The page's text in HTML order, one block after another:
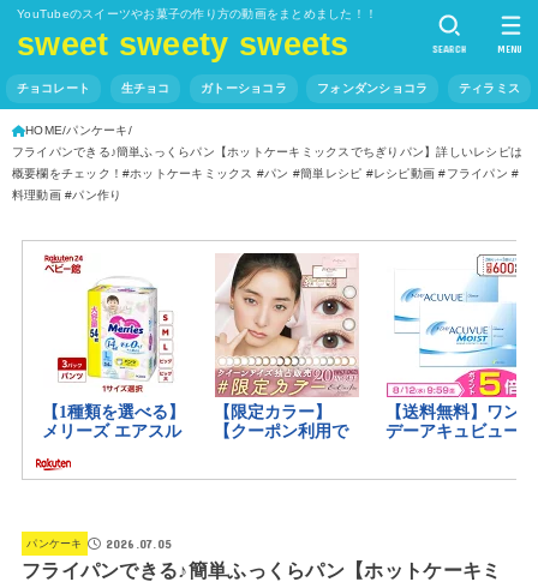
YouTubeのスイーツやお菓子の作り方の動画をまとめました！！
sweet sweety sweets
チョコレート 生チョコ ガトーショコラ フォンダンショコラ ティラミス
SEARCH MENU
HOME パンケーキ
フライパンできる♪簡単ふっくらパン【ホットケーキミックスでちぎりパン】詳しいレシピは
概要欄をチェック！#ホットケーキミックス #パン #簡単レシピ #レシピ動画 #フライパン #
料理動画 #パン作り
パンケーキ 2026.07.05
フライパンできる♪簡単ふっくらパン【ホットケーキミ